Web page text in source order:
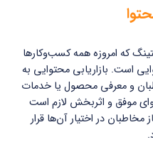
که امروزه همه کسب‌و‌کارها
است. بازاریابی محتوایی به
و معرفی محصول یا خدمات
موفق و اثربخش لازم است
در اختیار آن‌ها قرار